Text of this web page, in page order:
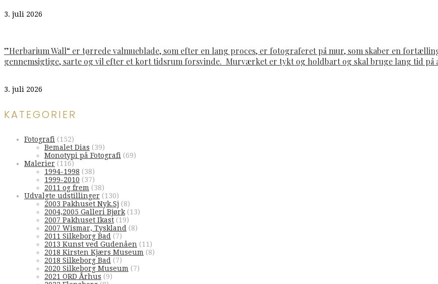
3. juli 2026
”Herbarium Wall“ er tørrede valmueblade, som efter en lang proces, er fotograferet på mur, som skaber en
gennemsigtige, sarte og vil efter et kort tidsrum forsvinde. Murværket er tykt og holdbart og skal bruge lang tid på
3. juli 2026
KATEGORIER
Fotografi (152)
Bemalet Dias (39)
Monotypi på Fotografi (69)
Malerier (116)
1994-1998 (38)
1999-2010 (37)
2011 og frem (38)
Udvalgte udstillinger (130)
2003 Pakhuset Nyk.Sj (8)
2004,2005 Galleri Bjørk (13)
2007 Pakhuset Ikast (19)
2007 Wismar, Tyskland (8)
2011 Silkeborg Bad (7)
2013 Kunst ved Gudenåen (11)
2018 Kirsten Kjærs Museum (8)
2018 Silkeborg Bad (7)
2020 Silkeborg Museum (7)
2021 ORD Århus (9)